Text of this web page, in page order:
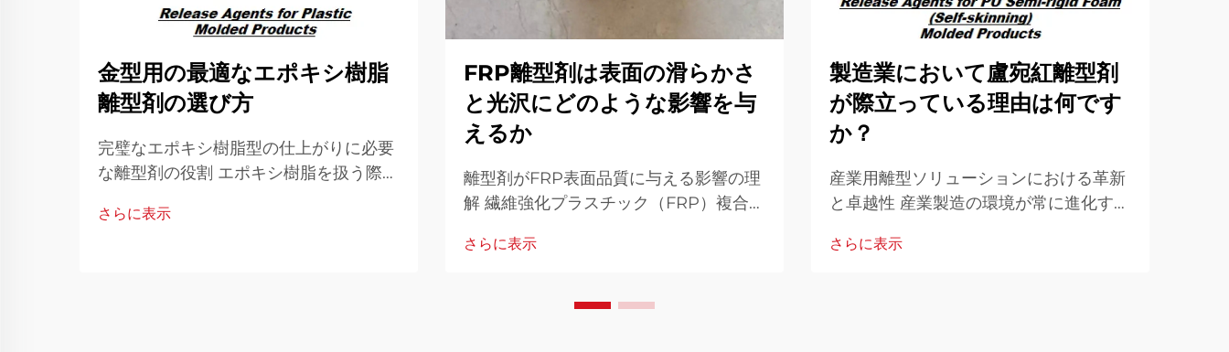
金型用の最適なエポキシ樹脂
離型剤の選び方
完璧なエポキシ樹脂型の仕上がりに必要
な離型剤の役割 エポキシ樹脂を扱う際に
るために正確さと適切な道具が求められ
さらに表示
FRP離型剤は表面の滑らかさ
と光沢にどのような影響を与
えるか
離型剤がFRP表面品質に与える影響の理
解 繊維強化プラスチック（FRP）複合材
おいて重要な役割を果たします。FRP離
さらに表示
製造業において盧宛紅離型剤
が際立っている理由は何です
か？
産業用離型ソリューションにおける革新
と卓越性 産業製造の環境が常に進化する
質において極めて重要な役割を果たして
さらに表示